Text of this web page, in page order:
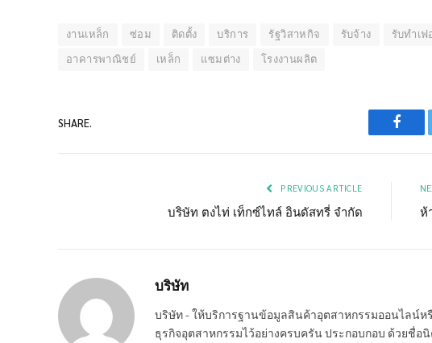
งานเหล็ก ซ่อม ติดตั้ง บริการ รัฐวิสาหกิจ รับจ้าง รับทำเฟ
อาคารพาณิชย์
เหล็ก แซมต่าง โรงงานผลิต
SHARE.
PREVIOUS ARTICLE
บริษัท ตงไท่ เท็กซ์ไทล์ อินดัสทรี่ จำกัด ห้
บริษัท
บริษัท - ให้บริการฐานข้อมูลสินค้าอุตสาหกรรมออนไลน์ห
ธุรกิจอุตสาหกรรมไว้อย่างครบครัน ประกอบกอบ ด้วยชื่อ